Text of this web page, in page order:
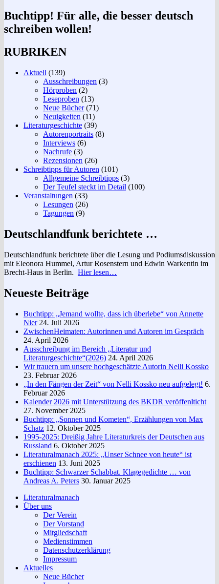
Buchtipp! Für alle, die besser deutsch
schreiben wollen!
RUBRIKEN
Aktuell (139)
Ausschreibungen (3)
Hörproben (2)
Leseproben (13)
Neue Bücher(71)
Neuigkeiten (11)
Literaturgeschichte (39)
Autorenportraits (8)
Interviews (6)
Nachrufe (3)
Rezensionen (26)
Schreibtipps für Autoren (101)
Allgemeine Schreibtipps (3)
Der Teufel steckt im Detail (100)
Veranstaltungen (33)
Lesungen (26)
Tagungen (9)
Deutschlandfunk berichtete …
Deutschlandfunk berichtete über die Lesung und Podiumsdiskussion
mit Eleonora Hummel, Artur Rosenstern und Edwin Warkentin im
Brecht-Haus in Berlin. Hier lesen…
Neueste Beiträge
Buchtipp: „Jemand wollte, dass ich überlebe“ von Annette
Nier 24. Juli 2026
ZwischenHeimaten: Autorinnen und Autoren im Gespräch
24. April 2026
Ausschreibung im Bereich „Literatur und
Literaturgeschichte“(2026) 24. April 2026
Wir trauern um unsere hochgeschätzte Autorin Nelli Kossko
23. Februar 2026
„In den Fängen der Zeit“ von Nelli Kossko neu aufgelegt! 6.
Februar 2026
Kalender 2026 mit Unterstützung des BKDR veröffenlticht
27. November 2025
Buchtipp: „Sonnen und Kometen“, Erzählungen von Max
Schatz 12. Oktober 2025
1995-2025: Dreißig Jahre Literaturkreis der Deutschen aus
Russland 6. Oktober 2025
Literaturalmanach 2025: „Unser Schnee von heute“ ist
erschienen 13. Juni 2025
Buchtipp: Schwarzer Schabbat. Klagegedichte … von
Andreas A. Peters 30. Januar 2025
Literaturalmanach
Über uns
Der Verein
Der Vorstand
Mitgliedschaft
Medienstimmen
Datenschutzerklärung
Impressum
Aktuelles
Neue Bücher